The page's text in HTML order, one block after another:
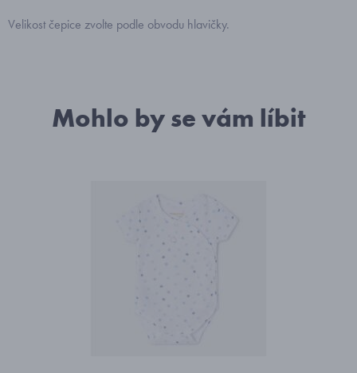
Velikost čepice zvolte podle obvodu hlavičky.
Mohlo by se vám líbit